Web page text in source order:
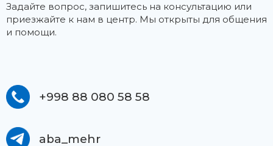
Задайте вопрос, запишитесь на консультацию или
приезжайте к нам в центр. Мы открыты для общения
и помощи.
+998 88 080 58 58
aba_mehr